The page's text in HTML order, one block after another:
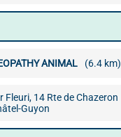
ANIMAL (6.4 km)
Fleuri, 14 Rte de Chazeron
Guyon